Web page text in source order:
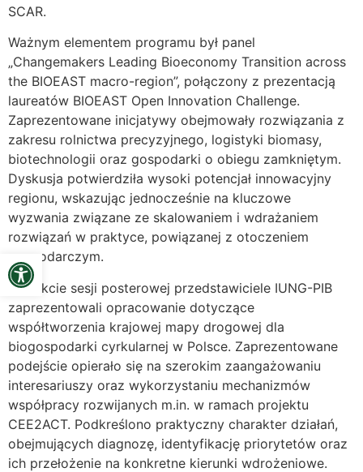
Open toolbar
SCAR.
Ważnym elementem programu był panel
„Changemakers Leading Bioeconomy Transition across
the BIOEAST macro-region”, połączony z prezentacją
laureatów BIOEAST Open Innovation Challenge.
Zaprezentowane inicjatywy obejmowały rozwiązania z
zakresu rolnictwa precyzyjnego, logistyki biomasy,
biotechnologii oraz gospodarki o obiegu zamkniętym.
Dyskusja potwierdziła wysoki potencjał innowacyjny
regionu, wskazując jednocześnie na kluczowe
wyzwania związane ze skalowaniem i wdrażaniem
rozwiązań w praktyce, powiązanej z otoczeniem
gospodarczym.
W trakcie sesji posterowej przedstawiciele IUNG-PIB
zaprezentowali opracowanie dotyczące
współtworzenia krajowej mapy drogowej dla
biogospodarki cyrkularnej w Polsce. Zaprezentowane
podejście opierało się na szerokim zaangażowaniu
interesariuszy oraz wykorzystaniu mechanizmów
współpracy rozwijanych m.in. w ramach projektu
CEE2ACT. Podkreślono praktyczny charakter działań,
obejmujących diagnozę, identyfikację priorytetów oraz
ich przełożenie na konkretne kierunki wdrożeniowe.